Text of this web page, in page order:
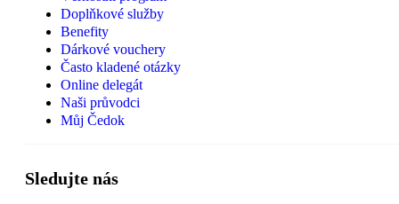
Doplňkové služby
Benefity
Dárkové vouchery
Často kladené otázky
Online delegát
Naši průvodci
Můj Čedok
Sledujte nás